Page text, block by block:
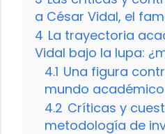
a César Vidal, el
4 La trayectoria
Vidal bajo la lupa:
4.1 Una figura
mundo académico
4.2 Críticas y
metodología de